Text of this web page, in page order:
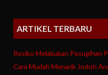
ARTIKEL TERBARU
Resiko Melakukan Pesugihan
Cara Mudah Menarik Jodoh